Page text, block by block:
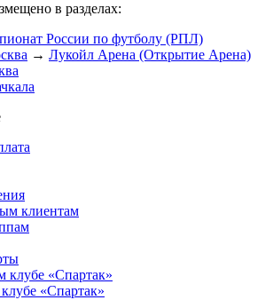
в разделах:
России по футболу (РПЛ)
→ Лукойл Арена (Открытие Арена)
клиентам
клубе «Спартак»
«Спартак»